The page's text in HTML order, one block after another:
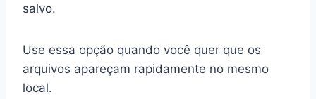
salvo.
Use essa opção quando você quer que os
arquivos apareçam rapidamente no mesmo
local.